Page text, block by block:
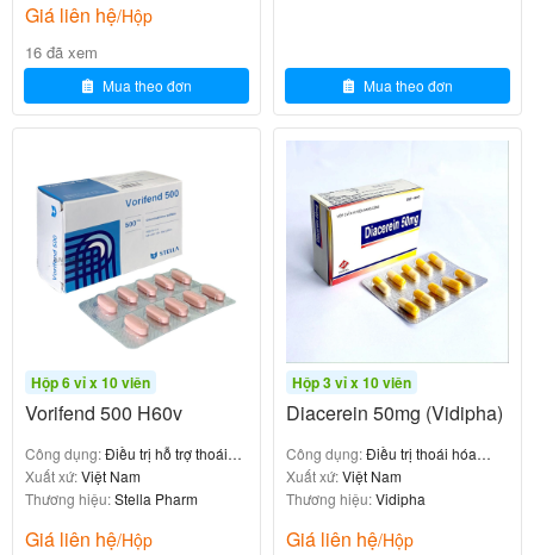
Giá liên hệ/Hộp
16 đã xem
Mua theo đơn Mua theo đơn
Hộp 6 vỉ x 10 viên
Vorifend 500 H60v
Công dụng:Điều trị hỗ trợ thoái
hóa khớp gối
Xuất xứ:Việt Nam
Thương hiệu:Stella Pharm
Giá liên hệ/Hộp
Hộp 3 vỉ x 10 viên
Diacerein 50mg (Vidipha)
Công dụng:Điều trị thoái hóa
khớp
Xuất xứ:Việt Nam
Thương hiệu:Vidipha
Giá liên hệ/Hộp